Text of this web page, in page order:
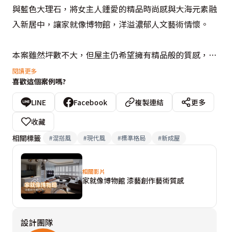
與藍色大理石，將女主人鍾愛的精品時尚感與大海元素融
入新居中，讓家就像博物館，洋溢濃郁人文藝術情懷。
本案雖然坪數不大，但屋主仍希望擁有精品般的質感，彰
顯藏品優點，因而委請曾在大型精品設計公司服務十餘年
的游儒群設計師協助擘劃。全室以黑、灰、白奠基，襯托
屋主選購的家具，並選用「海洋之心」石材作為電視牆與
展示架，當中鑲嵌金屬飾條豐富視覺層次，摹擬夕陽餘暉
下的唯美海岸情景。餐廳牆面鏝抹手工特殊漆，搭配曼陀
羅圖騰與五色寶石，匯聚幸福能量，同步將女主人興趣與
宗教信仰完美融入日常空間中。
主臥床頭背牆經過縝密討論後，以漆料暈染出寬闊滄海，
使居者宛若漂浮於水上，身心輕盈放鬆，擁有絕佳睡眠品
質。至於女主人在意的更衣室，材質上以木質為主，擴散
閱讀更多
喜歡這個案例嗎?
LINE Facebook 複製連結
更多
收藏
相關標籤
#混搭風 #現代風 #標準格局 #新成屋
相關影片
家就像博物館 漆藝創作藝術質感
設計團隊